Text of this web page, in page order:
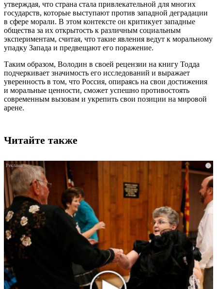
утверждая, что страна стала привлекательной для многих
государств, которые выступают против западной деградации
в сфере морали. В этом контексте он критикует западные
общества за их открытость к различным социальным
экспериментам, считая, что такие явления ведут к моральному
упадку Запада и предвещают его поражение.
Таким образом, Володин в своей рецензии на книгу Тодда
подчеркивает значимость его исследований и выражает
уверенность в том, что Россия, опираясь на свои достижения
и моральные ценности, сможет успешно противостоять
современным вызовам и укрепить свои позиции на мировой
арене.
Читайте также
i